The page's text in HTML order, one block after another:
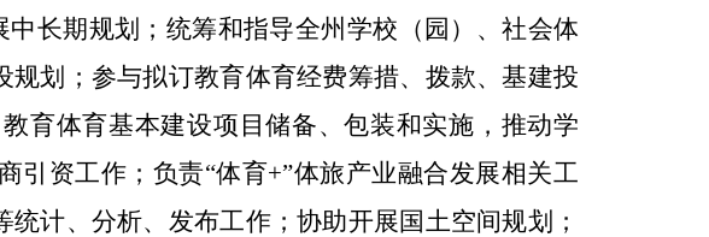
长期规划；统筹和指导全州学校（园）、社会体
划；参与拟订教育体育经费筹措、拨款、基建投
育体育基本建设项目储备、包装和实施，推动学
引资工作；负责“体育+”体旅产业融合发展相关工
计、分析、发布工作；协助开展国土空间规划；